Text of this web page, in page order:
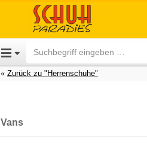
Zurück zu "Herrenschuhe"
Vans